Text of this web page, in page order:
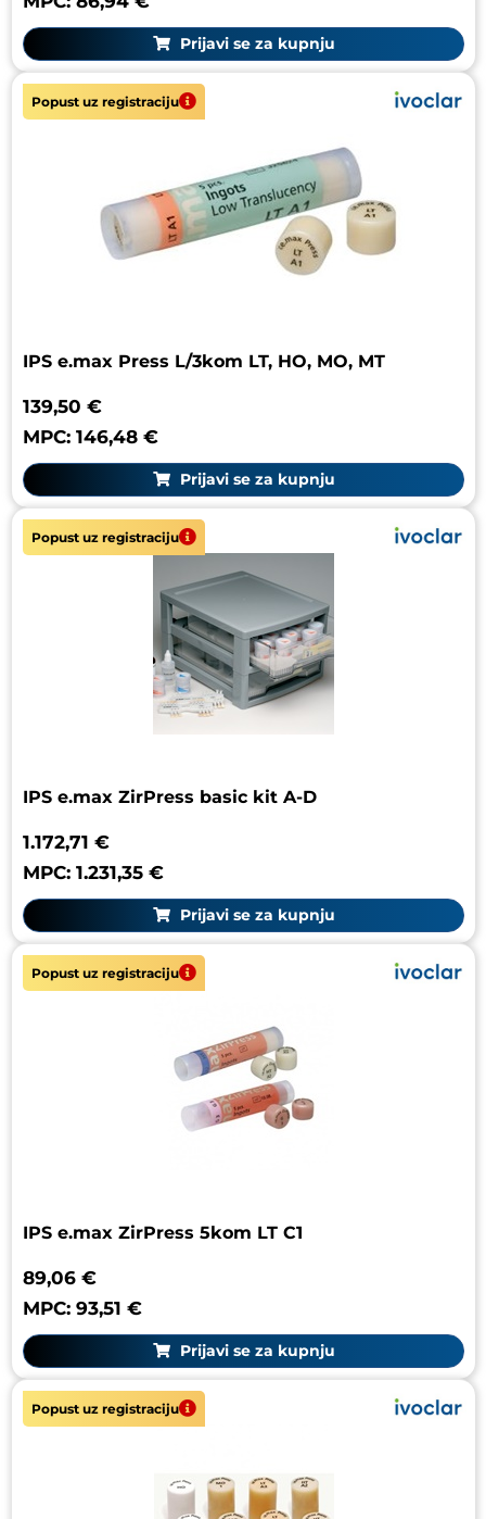
Prijavi se za kupnju
Popust uz registraciju
IPS e.max Press L/3kom LT, HO, MO, MT
139,50 €
MPC: 146,48 €
Prijavi se za kupnju
Popust uz registraciju
IPS e.max ZirPress basic kit A-D
1.172,71 €
MPC: 1.231,35 €
Prijavi se za kupnju
Popust uz registraciju
IPS e.max ZirPress 5kom LT C1
89,06 €
MPC: 93,51 €
Prijavi se za kupnju
Popust uz registraciju